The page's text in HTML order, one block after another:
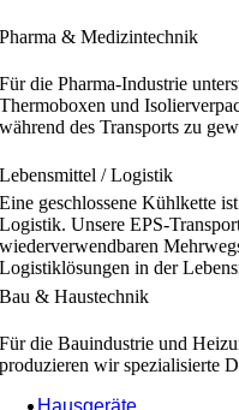
Pharma & Medizintechnik
Für die Pharma-Industrie
Thermoboxen und
während des Transports zu
Lebensmittel / Logistik
Eine geschlossene Kühlkette
Logistik. Unsere EPS-
wiederverwendbaren
Logistiklösungen in der
Bau & Haustechnik
Für die Bauindustrie und
produzieren wir spezialisierte
Hausgeräte